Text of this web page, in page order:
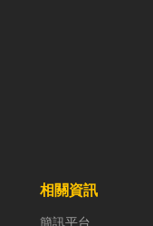
氣候潮濕多
相關資訊
簡訊平台